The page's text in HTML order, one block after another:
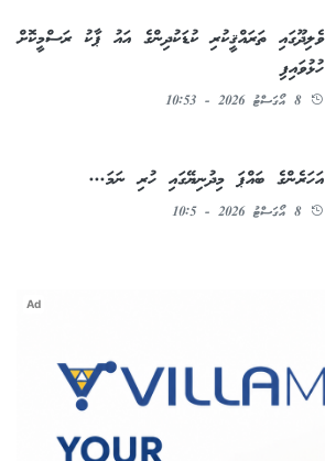
ވެލިދޫގައި ތަރައްޤީކުރި ކުޑަކުދިންގެ އައު ޕާކު ރަސްމީކޮށް
ހުޅުވައިފި
8 އޯގަސްޓު 2026 - 10:53
އަހަރެންގެ ބައްޕަ މިދުނިޔޭގައި ހުރި ނަމަ...
8 އޯގަސްޓު 2026 - 10:5
Ad